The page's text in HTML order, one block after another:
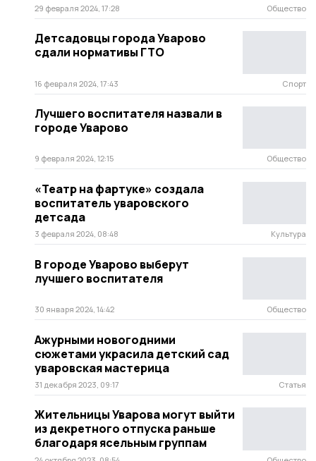
29 февраля 2024, 17:28 Общество
Детсадовцы города Уварово
сдали нормативы ГТО
16 февраля 2024, 17:43 Спорт
Лучшего воспитателя назвали в
городе Уварово
9 февраля 2024, 12:15 Общество
«Театр на фартуке» создала
воспитатель уваровского
детсада
3 февраля 2024, 08:48 Культура
В городе Уварово выберут
лучшего воспитателя
30 января 2024, 14:42 Общество
Ажурными новогодними
сюжетами украсила детский сад
уваровская мастерица
31 декабря 2023, 09:17 Статья
Жительницы Уварова могут выйти
из декретного отпуска раньше
благодаря ясельным группам